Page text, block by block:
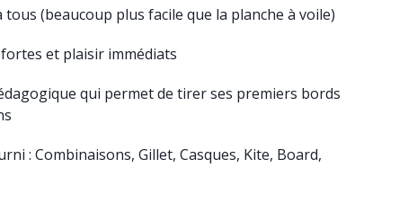
tous (beaucoup plus facile que la planche à voile)
et plaisir immédiats
qui permet de tirer ses premiers bords
: Combinaisons, Gillet, Casques, Kite, Board,